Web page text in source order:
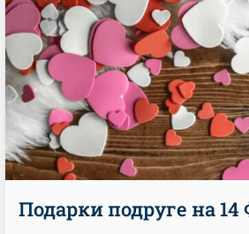
Подарки подруге на 14